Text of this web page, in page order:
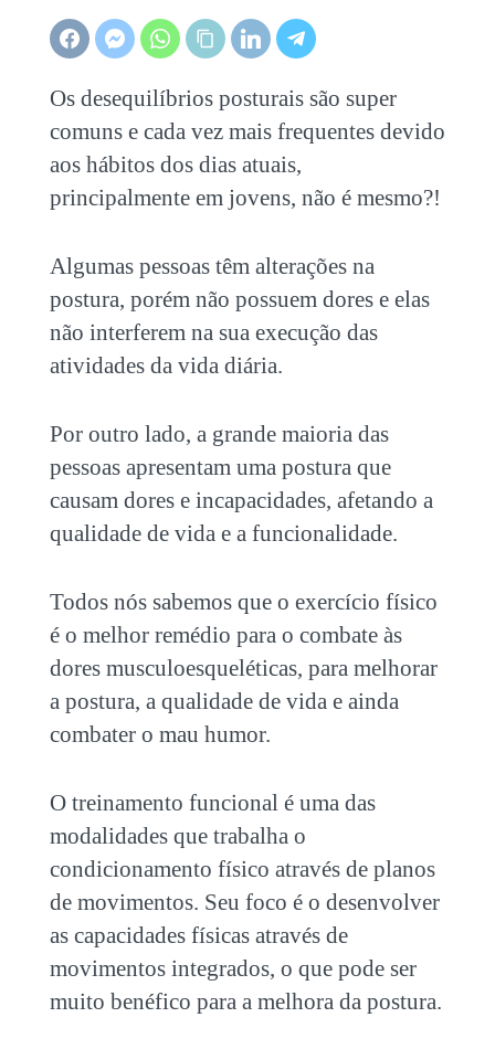
Os desequilíbrios posturaissão super
comuns e cada vez mais frequentes devido
aos hábitos dos dias atuais,
principalmente em jovens, não é mesmo?!
Algumas pessoas têm alterações na
postura, porém não possuem dores e elas
não interferem na sua execução das
atividades da vida diária.
Por outro lado, a grande maioria das
pessoas apresentam uma postura que
causam dores e incapacidades, afetando a
qualidade de vida e a funcionalidade.
Todos nós sabemos que o exercício físico
é o melhor remédio para o combate às
dores musculoesqueléticas, para melhorar
a postura, a qualidade de vida e ainda
combater o mau humor.
O treinamento funcional é uma das
modalidades que trabalha o
condicionamento físico através de planos
de movimentos. Seu foco é o desenvolver
as capacidades físicas através de
movimentos integrados, o que pode ser
muito benéfico para a melhora da postura.